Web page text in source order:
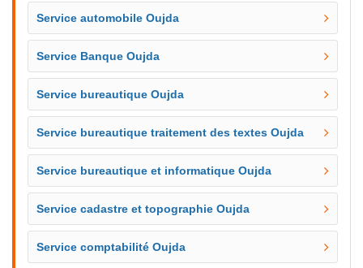
Service automobile Oujda
Service Banque Oujda
Service bureautique Oujda
Service bureautique traitement des textes Oujda
Service bureautique et informatique Oujda
Service cadastre et topographie Oujda
Service comptabilité Oujda